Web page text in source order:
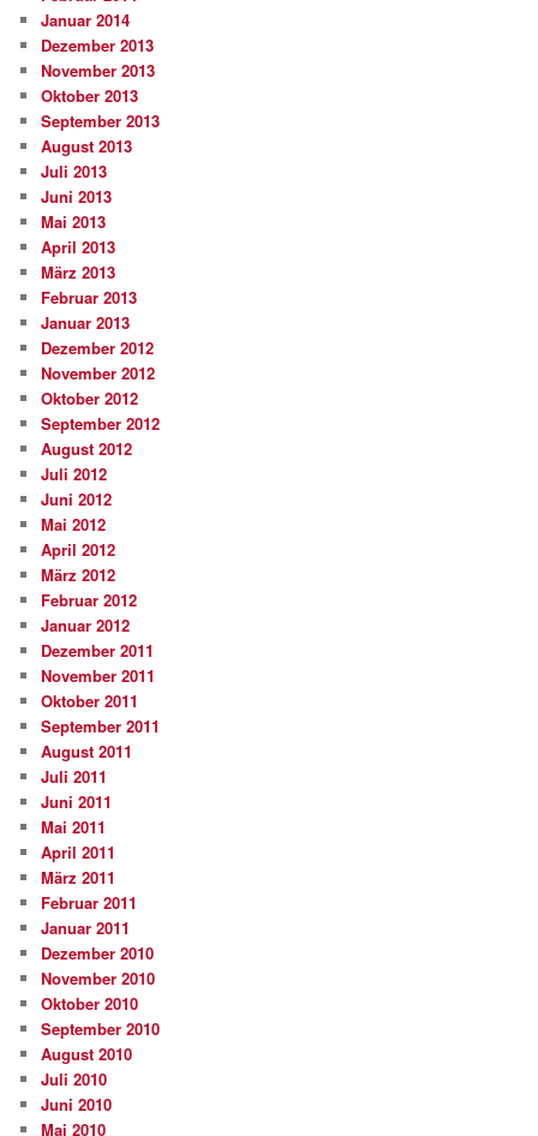
Januar 2014
Dezember 2013
November 2013
Oktober 2013
September 2013
August 2013
Juli 2013
Juni 2013
Mai 2013
April 2013
März 2013
Februar 2013
Januar 2013
Dezember 2012
November 2012
Oktober 2012
September 2012
August 2012
Juli 2012
Juni 2012
Mai 2012
April 2012
März 2012
Februar 2012
Januar 2012
Dezember 2011
November 2011
Oktober 2011
September 2011
August 2011
Juli 2011
Juni 2011
Mai 2011
April 2011
März 2011
Februar 2011
Januar 2011
Dezember 2010
November 2010
Oktober 2010
September 2010
August 2010
Juli 2010
Juni 2010
Mai 2010